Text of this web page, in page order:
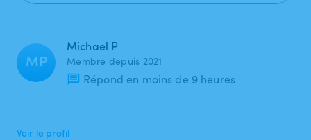
MP
Michael P
Membre depuis 2021
Répond en moins de 9 heures
Voir le profil